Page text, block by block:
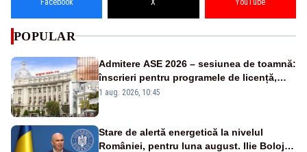
POPULAR
Admitere ASE 2026 – sesiunea de toamnă:
înscrieri pentru programele de licență,
masterat și doctorat
1 aug. 2026, 10:45
Stare de alertă energetică la nivelul
României, pentru luna august. Ilie Bolojan